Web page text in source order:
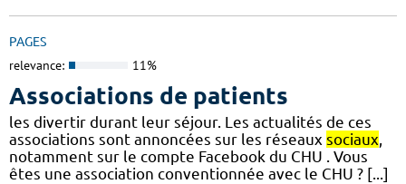
PAGES
relevance: 11%
Associations de patients
les divertir durant leur séjour. Les actualités de ces
associations sont annoncées sur les réseaux sociaux
notamment sur le compte Facebook du CHU . Vous
êtes une association conventionnée avec le CHU ? [...]